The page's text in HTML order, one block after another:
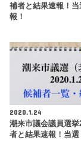
補者と結果速報！
報！
2020.1.24
潮来市議会議員選
者と結果速報！当選